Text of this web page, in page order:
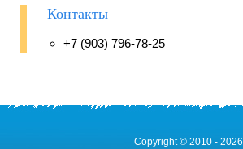
Контакты
+7 (903) 796-78-25
Copyright © 2010 - 2026